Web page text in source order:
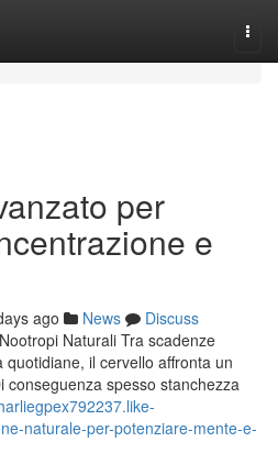
per
e
ago News
Discuss
Naturali Tra scadenze
il cervello affronta un
conseguenza spesso stanchezza
naturale-per-potenziare-mente-e-